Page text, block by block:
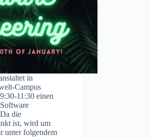
in
Campus
11:30 einen
die
ist, wird um
unter folgendem